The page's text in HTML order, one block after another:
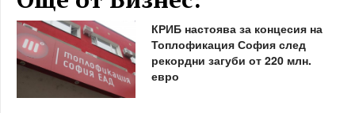
КРИБ настоява за концесия на
Топлофикация София след
рекордни загуби от 220 млн.
евро